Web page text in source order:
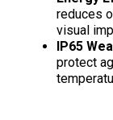
reduces
visual
IP65
protect